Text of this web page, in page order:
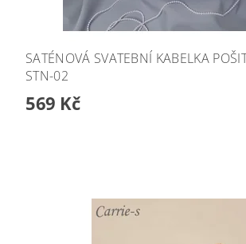
SATÉNOVÁ SVATEBNÍ KABELKA
STN-02
569 Kč